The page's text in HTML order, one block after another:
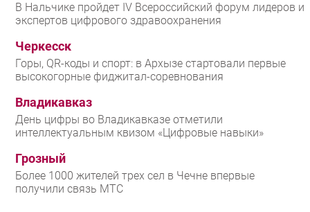
В Нальчике пройдет IV Всероссийский форум лидеров и
экспертов цифрового здравоохранения
Черкесск
Горы, QR-коды и спорт: в Архызе стартовали первые
высокогорные фиджитал-соревнования
Владикавказ
День цифры во Владикавказе отметили
интеллектуальным квизом «Цифровые навыки»
Грозный
Более 1000 жителей трех сел в Чечне впервые
получили связь МТС